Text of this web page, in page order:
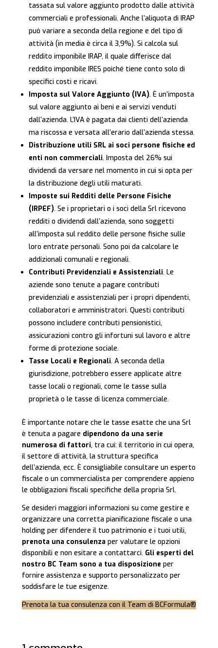
tassata sul valore aggiunto prodotto dalle attività
commerciali e professionali. Anche l’aliquota di IRAP
può variare a seconda della regione e del tipo di
attività (in media è circa il 3,9%). Si calcola sul
reddito imponibile IRAP, il quale differisce dal
reddito imponibile IRES poiché tiene conto solo di
specifici costi e ricavi.
Imposta sul Valore Aggiunto (IVA). È un’imposta
sul valore aggiunto ai beni e ai servizi venduti
dall’azienda. L’IVA è pagata dai clienti dell’azienda
ma riscossa e versata all’erario dall’azienda stessa.
Distribuzione utili SRL ai soci persone fisiche ed
enti non commerciali. Imposta del 26% sui
dividendi da versare nel momento in cui si opta per
la distribuzione degli utili maturati.
Imposte sui Redditi delle Persone Fisiche
(IRPEF). Se i proprietari o i soci della Srl ricevono
redditi o dividendi dall’azienda, sono soggetti
all’imposta sul reddito delle persone fisiche sulle
loro entrate personali. Sono poi da calcolare le
addizionali comunali e regionali.
Contributi Previdenziali e Assistenziali. Le
aziende sono tenute a pagare contributi
previdenziali e assistenziali per i propri dipendenti,
collaboratori e amministratori. Questi contributi
possono includere contributi pensionistici,
assicurazioni contro gli infortuni sul lavoro e altre
forme di protezione sociale.
Tasse Locali e Regionali. A seconda della
giurisdizione, potrebbero essere applicate altre
tasse locali o regionali, come le tasse sulla
proprietà o le tasse di licenza commerciale.
È importante notare che le tasse esatte che una Srl
è tenuta a pagare dipendono da una serie
numerosa di fattori, tra cui: il territorio in cui opera,
il settore di attività, la struttura specifica
dell’azienda, ecc. È consigliabile consultare un esperto
fiscale o un commercialista per comprendere appieno
le obbligazioni fiscali specifiche della propria Srl.
Se desideri maggiori informazioni su come gestire e
organizzare una corretta pianificazione fiscale o una
holding per difendere il tuo patrimonio e i tuoi utili,
prenota una consulenza per valutare le opzioni
disponibili e non esitare a contattarci. Gli esperti del
nostro BC Team sono a tua disposizione per
fornire assistenza e supporto personalizzato per
soddisfare le tue esigenze.
Prenota la tua consulenza con il Team di BCFormula®